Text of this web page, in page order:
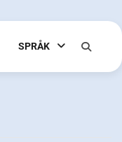
SPRÅK